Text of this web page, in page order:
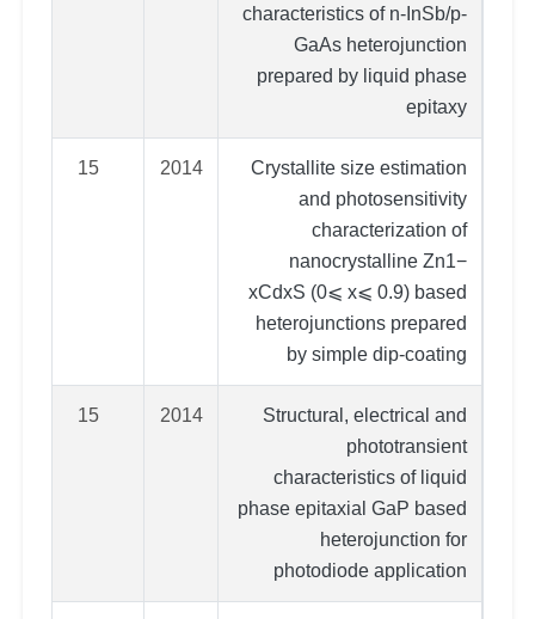
characteristics of n-InSb/p-
GaAs heterojunction
prepared by liquid phase
epitaxy
Crystallite size estimation
and photosensitivity
characterization of
nanocrystalline Zn1−
xCdxS (0⩽ x⩽ 0.9) based
heterojunctions prepared
by simple dip-coating
2014
15
Structural, electrical and
phototransient
characteristics of liquid
phase epitaxial GaP based
heterojunction for
photodiode application
2014
15